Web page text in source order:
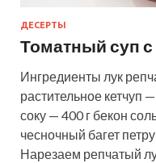
ДЕСЕРТЫ
Томатный суп
Ингредиенты лук
растительное кетчуп
соку — 400 г бекон
чесночный багет
Нарезаем репчатый